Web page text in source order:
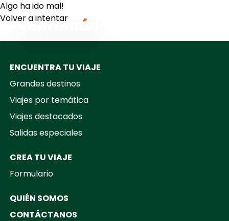
Your Company
Algo ha ido mal!
Volver a intentar
ENCUENTRA TU VIAJE
Grandes destinos
Viajes por temática
Viajes destacados
Salidas especiales
CREA TU VIAJE
Formulario
QUIÉN SOMOS
CONTÁCTANOS